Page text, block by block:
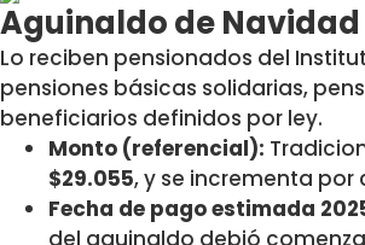
Aguinaldo de
Lo reciben pensionados del
pensiones básicas solidarias,
beneficiarios definidos por ley.
Monto (referencial):
$29.055, y se incrementa
Fecha de pago estimada
del aguinaldo debió